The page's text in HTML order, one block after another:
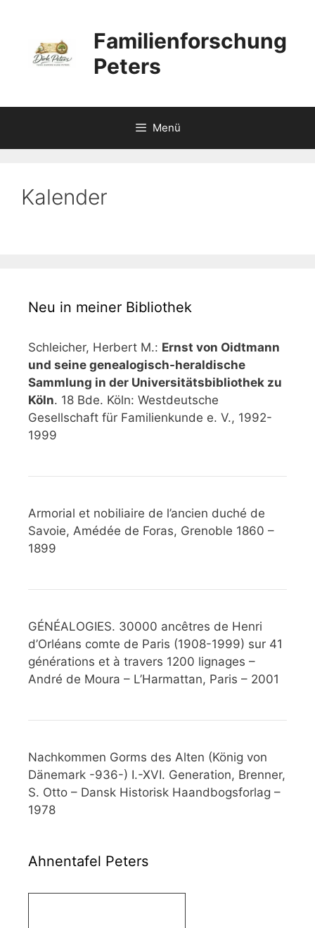
springen
Familienforschung
Peters
Menü
Kalender
Neu in meiner Bibliothek
Schleicher, Herbert M.: Ernst von Oidtmann
und seine genealogisch-heraldische
Sammlung in der Universitätsbibliothek zu
Köln. 18 Bde. Köln: Westdeutsche
Gesellschaft für Familienkunde e. V., 1992-
1999
Armorial et nobiliaire de l’ancien duché de
Savoie, Amédée de Foras, Grenoble 1860 –
1899
GÉNÉALOGIES. 30000 ancêtres de Henri
d’Orléans comte de Paris (1908-1999) sur 41
générations et à travers 1200 lignages –
André de Moura – L’Harmattan, Paris – 2001
Nachkommen Gorms des Alten (König von
Dänemark -936-) I.-XVI. Generation, Brenner,
S. Otto – Dansk Historisk Haandbogsforlag –
1978
Ahnentafel Peters